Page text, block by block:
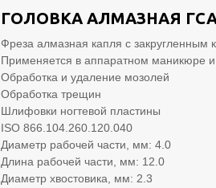
ГОЛОВКА АЛМАЗНАЯ
Фреза алмазная капля с закругленным
Применяется в аппаратном маникюре
Обработка и удаление мозолей
Обработка трещин
Шлифовки ногтевой пластины
ISO 866.104.260.120.040
Диаметр рабочей части, мм: 4.0
Длина рабочей части, мм: 12.0
Диаметр хвостовика, мм: 2.3